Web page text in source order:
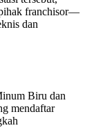
franchisor—
dan
Biru dan
mendaftar